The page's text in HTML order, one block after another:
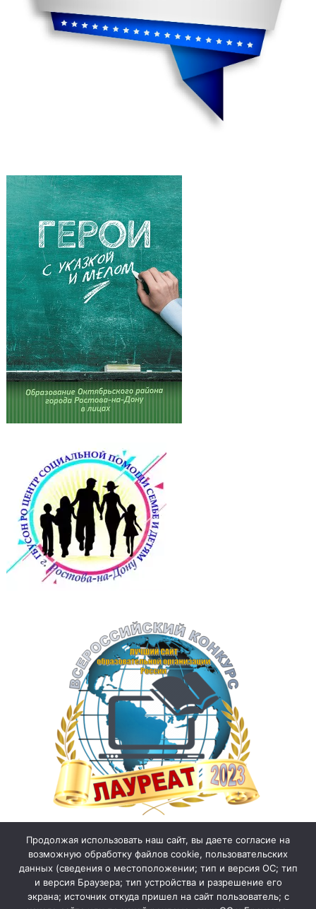
Продолжая использовать наш сайт, вы даете согласие на
возможную обработку файлов cookie, пользовательских
данных (сведения о местоположении; тип и версия ОС; тип
и версия Браузера; тип устройства и разрешение его
экрана; источник откуда пришел на сайт пользователь; с